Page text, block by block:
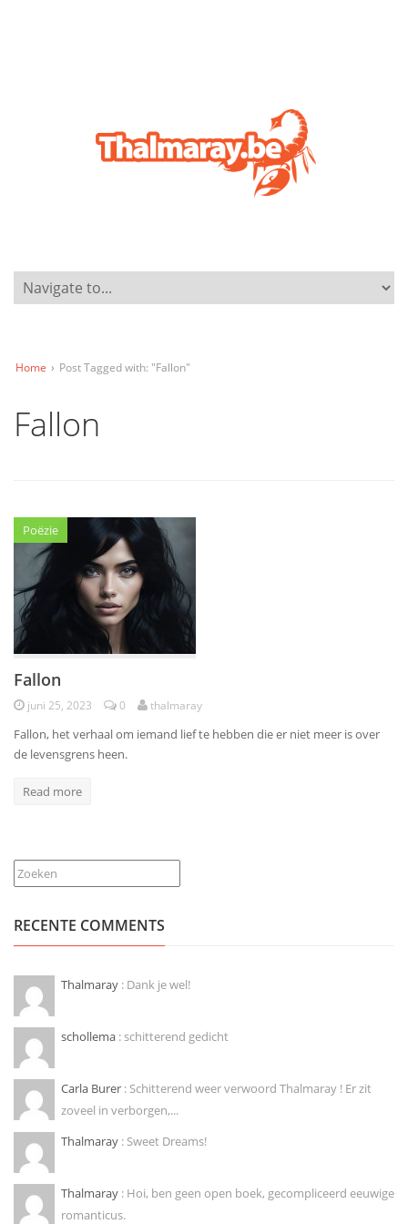
Home › Post Tagged with: "Fallon"
Fallon
Poëzie
Fallon
juni 25, 2023 0 thalmaray
Fallon, het verhaal om iemand lief te hebben die er niet meer is over
de levensgrens heen.
Read more
Zoeken
RECENTE COMMENTS
Thalmaray : Dank je wel!
schollema : schitterend gedicht
Carla Burer : Schitterend weer verwoord Thalmaray ! Er zit
zoveel in verborgen,...
Thalmaray : Sweet Dreams!
Thalmaray : Hoi, ben geen open boek, gecompliceerd eeuwige
romanticus.